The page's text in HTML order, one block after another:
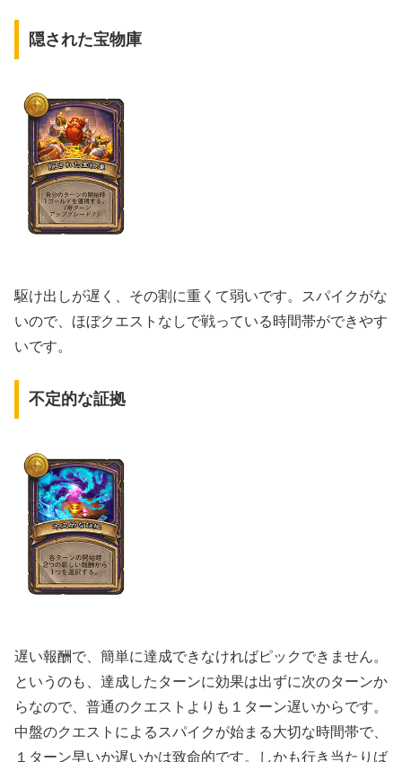
隠された宝物庫
駆け出しが遅く、その割に重くて弱いです。スパイクがな
いので、ほぼクエストなしで戦っている時間帯ができやす
いです。
不定的な証拠
遅い報酬で、簡単に達成できなければピックできません。
というのも、達成したターンに効果は出ずに次のターンか
らなので、普通のクエストよりも１ターン遅いからです。
中盤のクエストによるスパイクが始まる大切な時間帯で、
１ターン早いか遅いかは致命的です。しかも行き当たりば